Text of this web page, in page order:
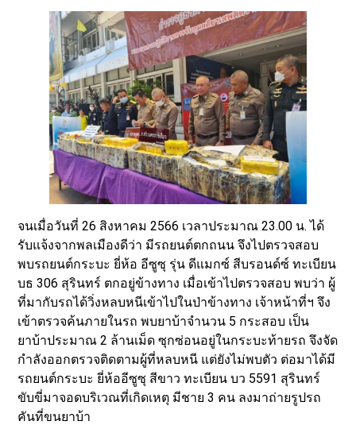
จนเมื่อวันที่ 26 สิงหาคม 2566 เวลาประมาณ 23.00 น. ได้
รับแจ้งจากพลเมืองดีว่า มีรถยนต์ตกถนน จึงไปตรวจสอบ
พบรถยนต์กระบะ ยี่ห้อ อีซูซุ รุ่น ดีแมกซ์ สีบรอนด์ซ์ ทะเบียน
บธ 306 สุรินทร์ ตกอยู่ข้างทาง เมื่อเข้าไปตรวจสอบ พบว่า ผู้
ที่มากับรถได้วิ่งหลบหนีเข้าไปในป่าข้างทาง เจ้าหน้าที่ฯ จึง
เข้าตรวจค้นภายในรถ พบยาบ้าจำนวน 5 กระสอบ เป็น
ยาบ้าประมาณ 2 ล้านเม็ด ซุกซ่อนอยู่ในกระบะท้ายรถ จึงจัด
กำลังออกตรวจติดตามผู้ที่หลบหนี แต่ยังไม่พบตัว ต่อมาได้มี
รถยนต์กระบะ ยี่ห้ออีซูซุ สีขาว ทะเบียน บว 5591 สุรินทร์
ขับขี่มาจอดบริเวณที่เกิดเหตุ มีชาย 3 คน ลงมาถ่ายรูปรถ
คันที่ขนยาบ้า